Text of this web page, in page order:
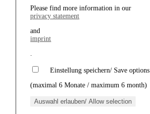
Please find more information in our
privacy statement
and
imprint
.
Einstellung speichern/ Save options
(maximal 6 Monate / maximum 6 month)
Auswahl erlauben/ Allow selection